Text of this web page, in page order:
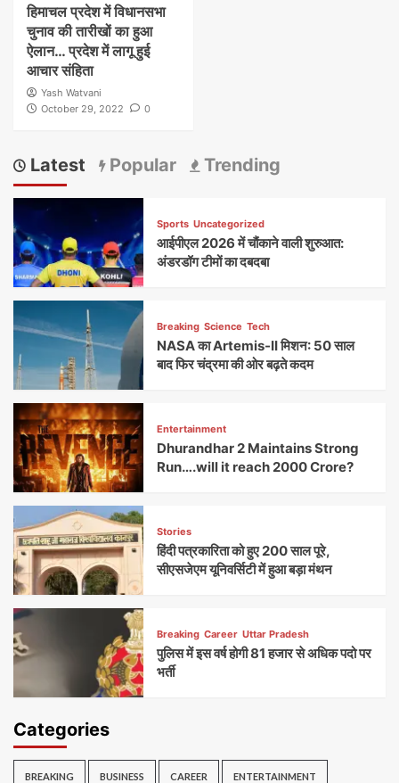
हिमाचल प्रदेश में विधानसभा
चुनाव की तारीखों का हुआ
ऐलान… प्रदेश में लागू हुई
आचार संहिता
Yash Watvani
October 29, 2022
0
Latest Popular Trending
Sports Uncategorized
आईपीएल 2026 में चौंकाने वाली शुरुआत:
अंडरडॉग टीमों का दबदबा
Breaking Science Tech
NASA का Artemis-II मिशन: 50 साल
बाद फिर चंद्रमा की ओर बढ़ते कदम
Entertainment
Dhurandhar 2 Maintains Strong
Run….will it reach 2000 Crore?
Stories
हिंदी पत्रकारिता को हुए 200 साल पूरे,
सीएसजेएम यूनिवर्सिटी में हुआ बड़ा मंथन
Breaking Career Uttar Pradesh
पुलिस में इस वर्ष होगी 81 हजार से अधिक पदो पर
भर्ती
Categories
BREAKING BUSINESS CAREER ENTERTAINMENT